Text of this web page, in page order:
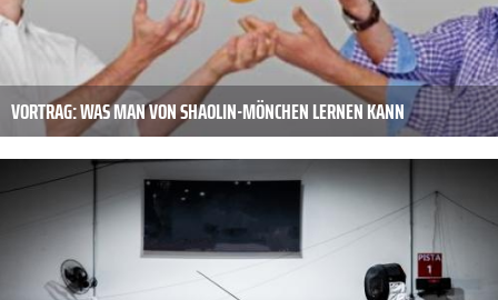
VORTRAG: WAS MAN VON SHAOLIN-MÖNCHEN LERNEN KANN